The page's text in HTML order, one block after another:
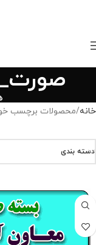
خانه محصولات برچسب
دسته بندی